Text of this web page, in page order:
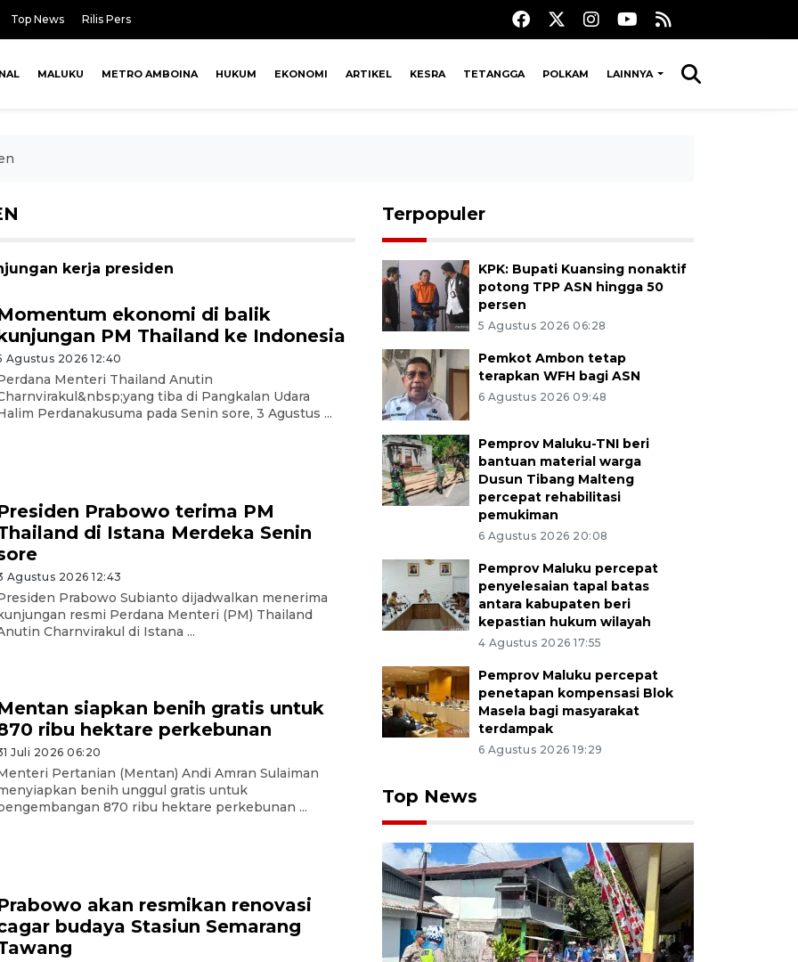
Top News Rilis Pers
MALUKU METRO AMBOINA HUKUM EKONOMI ARTIKEL KESRA TETANGGA POLKAM LAINNYA
kerja presiden
ekonomi di balik
PM Thailand ke Indonesia
Agustus 2026 12:40
Menteri Thailand Anutin
tiba di Pangkalan Udara
Perdanakusuma pada Senin sore, 3 Agustus ...
Prabowo terima PM
di Istana Merdeka Senin
Agustus 2026 12:43
Prabowo Subianto dijadwalkan menerima
resmi Perdana Menteri (PM) Thailand
Charnvirakul di Istana ...
siapkan benih gratis untuk
ribu hektare perkebunan
Juli 2026 06:20
Pertanian (Mentan) Andi Amran Sulaiman
benih unggul gratis untuk
870 ribu hektare perkebunan ...
akan resmikan renovasi
budaya Stasiun Semarang
Terpopuler
KPK: Bupati Kuansing nonaktif
potong TPP ASN hingga 50
persen
5 Agustus 2026 06:28
Pemkot Ambon tetap
terapkan WFH bagi ASN
6 Agustus 2026 09:48
Pemprov Maluku-TNI beri
bantuan material warga
Dusun Tibang Malteng
percepat rehabilitasi
pemukiman
6 Agustus 2026 20:08
Pemprov Maluku percepat
penyelesaian tapal batas
antara kabupaten beri
kepastian hukum wilayah
4 Agustus 2026 17:55
Pemprov Maluku percepat
penetapan kompensasi Blok
Masela bagi masyarakat
terdampak
6 Agustus 2026 19:29
Top News